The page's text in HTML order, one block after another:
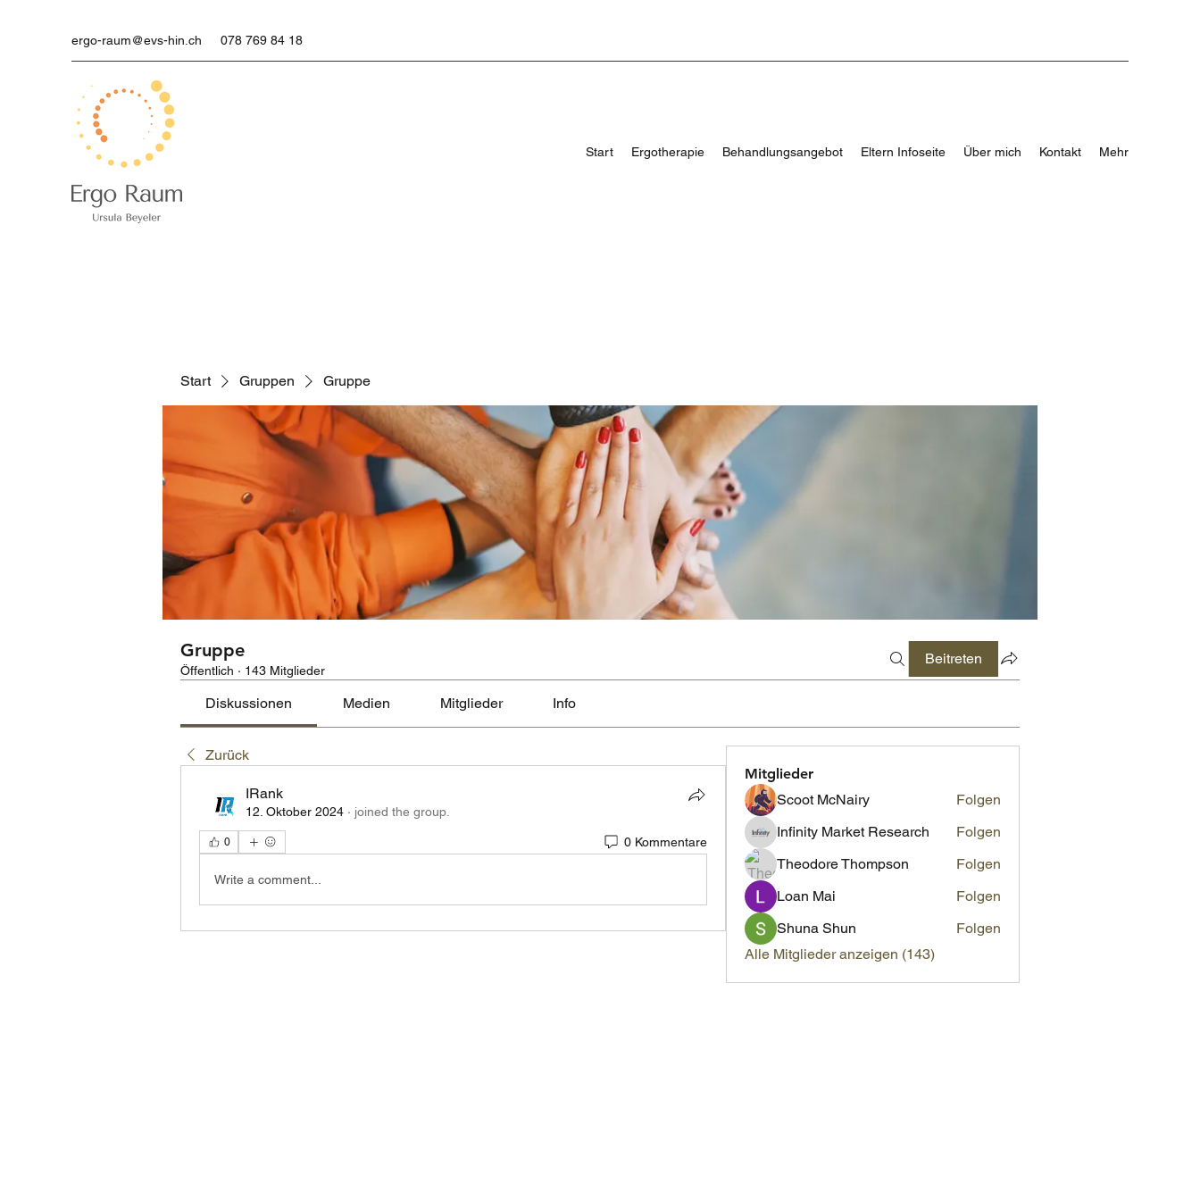
ergo-raum@evs-hin.ch 078 769 84 18
Start Ergotherapie Behandlungsangebot Eltern Infoseite Über mich Kontakt Mehr
Start Gruppen Gruppe
Gruppe
Öffentlich · 143 Mitglieder
Beitreten
Diskussionen Medien Mitglieder Info
Zurück
IRank
12. Oktober 2024 · joined the group.
0 0 Kommentare
Write a comment...
Mitglieder
Scoot McNairy
Folgen
Infinity Market Research
Folgen
Theodore Thompson
Folgen
Loan Mai
Folgen
Shuna Shun
Folgen
Alle Mitglieder anzeigen (143)